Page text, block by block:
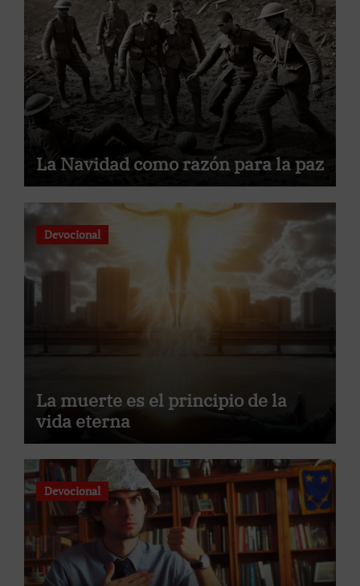
La Navidad como razón para la paz
Devocional
La muerte es el principio de la
vida eterna
Devocional